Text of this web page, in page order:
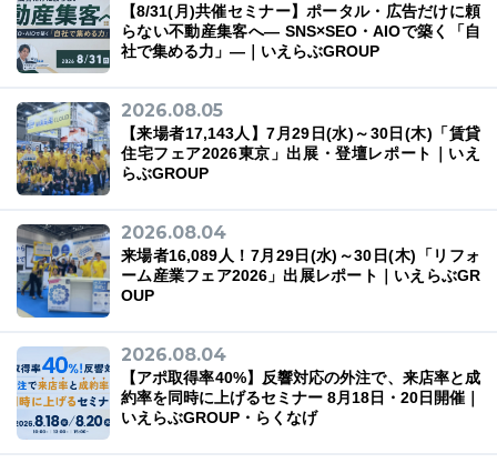
【8/31(月)共催セミナー】ポータル・広告だけに頼
らない不動産集客へ― SNS×SEO・AIOで築く「自
社で集める力」―｜いえらぶGROUP
2026.08.05
【来場者17,143人】7月29日(水)～30日(木)「賃貸
住宅フェア2026東京」出展・登壇レポート｜いえ
らぶGROUP
2026.08.04
来場者16,089人！7月29日(水)～30日(木)「リフォ
ーム産業フェア2026」出展レポート｜いえらぶGR
OUP
2026.08.04
【アポ取得率40%】反響対応の外注で、来店率と成
約率を同時に上げるセミナー 8月18日・20日開催｜
いえらぶGROUP・らくなげ